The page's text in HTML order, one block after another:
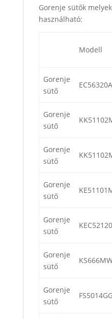
Gorenje sütők
használható:
Modell
Gorenje
sütő
Gorenje
sütő
Gorenje
sütő
Gorenje
sütő
Gorenje
sütő
Gorenje
sütő
Gorenje
sütő